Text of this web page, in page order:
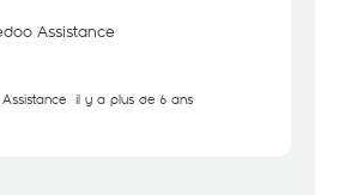
Assistance
il y a plus de 6 ans